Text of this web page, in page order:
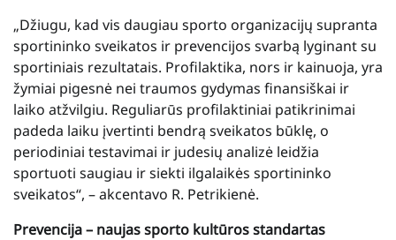
„Džiugu, kad vis daugiau sporto organizacijų supranta
sportininko sveikatos ir prevencijos svarbą lyginant su
sportiniais rezultatais. Profilaktika, nors ir kainuoja, yra
žymiai pigesnė nei traumos gydymas finansiškai ir
laiko atžvilgiu. Reguliarūs profilaktiniai patikrinimai
padeda laiku įvertinti bendrą sveikatos būklę, o
periodiniai testavimai ir judesių analizė leidžia
sportuoti saugiau ir siekti ilgalaikės sportininko
sveikatos“, – akcentavo R. Petrikienė.
Prevencija – naujas sporto kultūros standartas